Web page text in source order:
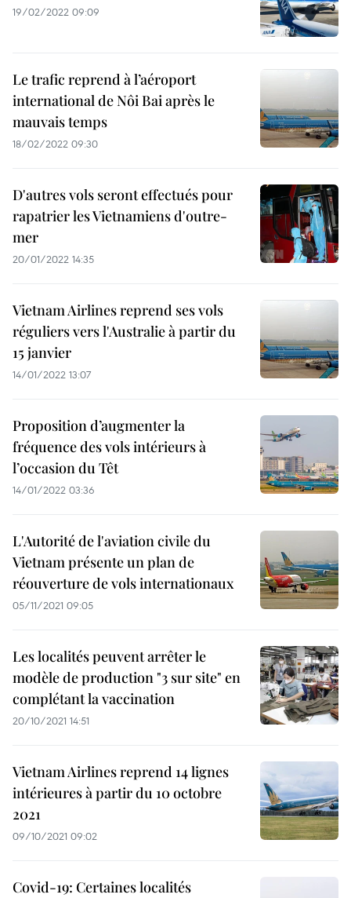
19/02/2022 09:09
Le trafic reprend à l’aéroport
international de Nôi Bai après le
mauvais temps
18/02/2022 09:30
D'autres vols seront effectués pour
rapatrier les Vietnamiens d'outre-
mer
20/01/2022 14:35
Vietnam Airlines reprend ses vols
réguliers vers l'Australie à partir du
15 janvier
14/01/2022 13:07
Proposition d’augmenter la
fréquence des vols intérieurs à
l’occasion du Têt
14/01/2022 03:36
L'Autorité de l'aviation civile du
Vietnam présente un plan de
réouverture de vols internationaux
05/11/2021 09:05
Les localités peuvent arrêter le
modèle de production "3 sur site" en
complétant la vaccination
20/10/2021 14:51
Vietnam Airlines reprend 14 lignes
intérieures à partir du 10 octobre
2021
09/10/2021 09:02
Covid-19: Certaines localités